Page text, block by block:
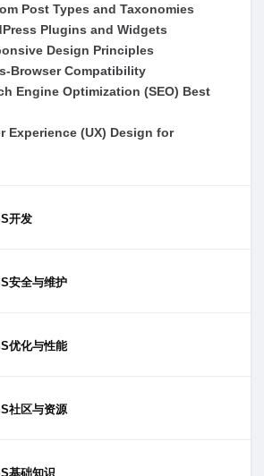
Post Types and Taxonomies
Plugins and Widgets
Design Principles
Browser Compatibility
Engine Optimization (SEO) Best
Experience (UX) Design for
开发
安全与维护
优化与性能
社区与资源
基础知识